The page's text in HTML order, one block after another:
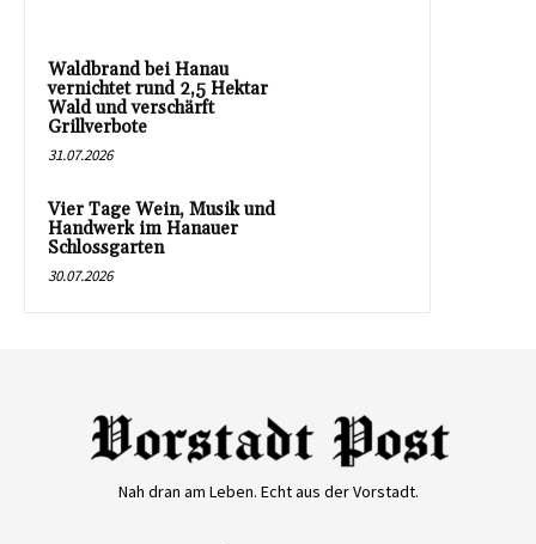
Waldbrand bei Hanau
vernichtet rund 2,5 Hektar
Wald und verschärft
Grillverbote
31.07.2026
Vier Tage Wein, Musik und
Handwerk im Hanauer
Schlossgarten
30.07.2026
Nah dran am Leben. Echt aus der Vorstadt.